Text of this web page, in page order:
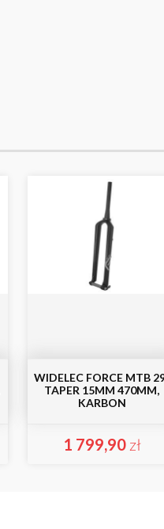
WIDELEC FORCE MTB
TAPER 15MM 470MM,
KARBON
1 799,90 zł